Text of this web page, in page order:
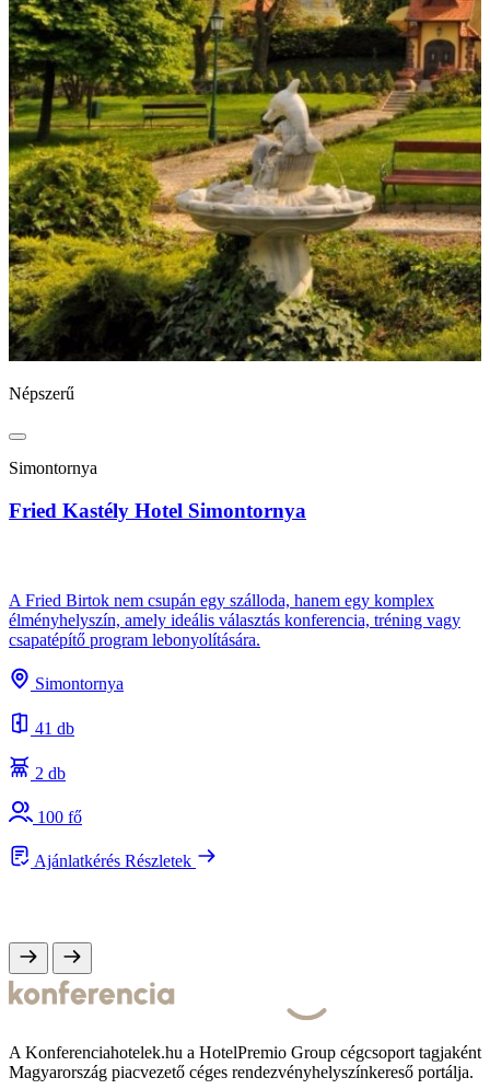
Népszerű
Simontornya
Fried Kastély Hotel Simontornya
A Fried Birtok nem csupán egy szálloda, hanem egy komplex
élményhelyszín, amely ideális választás konferencia, tréning vagy
csapatépítő program lebonyolítására.
Simontornya
41 db
2 db
100 fő
Ajánlatkérés Részletek
A Konferenciahotelek.hu a HotelPremio Group cégcsoport tagjaként
Magyarország piacvezető céges rendezvényhelyszínkereső portálja.